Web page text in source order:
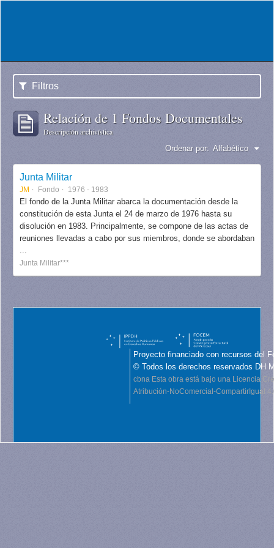
Filtros
Relación de 1 Fondos Documentales
Descripción archivística
Ordenar por: Alfabético
Junta Militar
JM Fondo 1976 - 1983
El fondo de la Junta Militar abarca la documentación desde la
constitución de esta Junta el 24 de marzo de 1976 hasta su
disolución en 1983. Principalmente, se compone de las actas de
reuniones llevadas a cabo por sus miembros, donde se abordaban
...
Junta Militar***
Proyecto financiado con recursos del
© Todos los derechos reservados DH
cbna Esta obra está bajo una Licencia
Atribución-NoComercial-CompartirIgual